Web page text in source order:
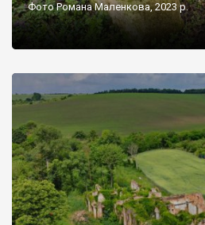
Фото Романа Маленкова, 2023 р.